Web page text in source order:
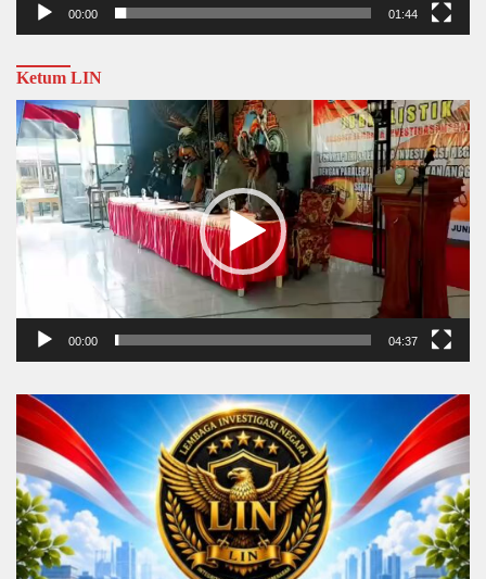
00:00 01:44
Ketum LIN
Video
Player
00:00 04:37